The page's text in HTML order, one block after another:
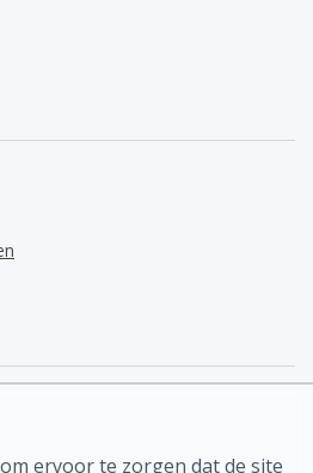
ervoor te zorgen dat de site